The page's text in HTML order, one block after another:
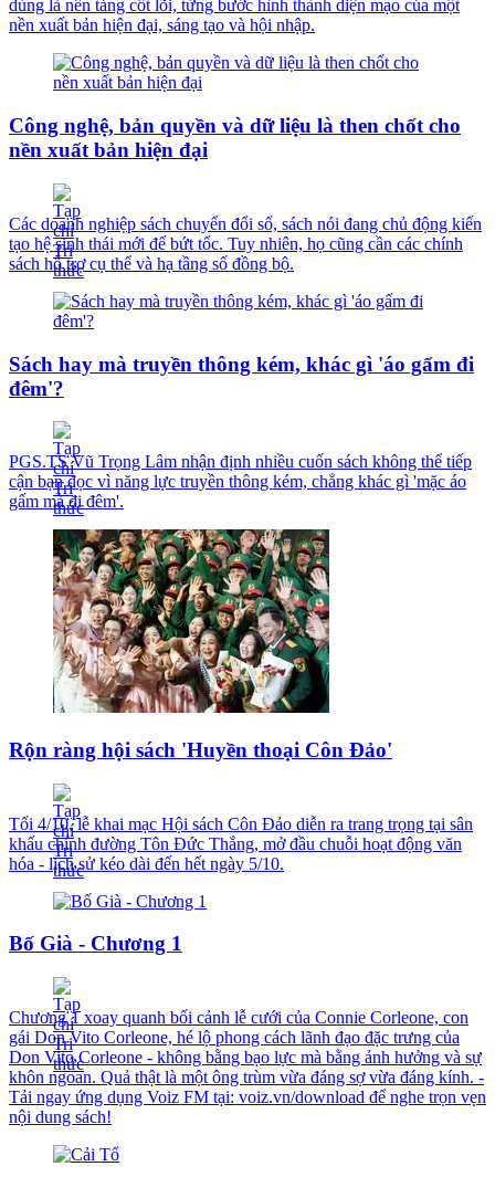
dùng là nền tảng cốt lõi, từng bước hình thành diện mạo của một
nền xuất bản hiện đại, sáng tạo và hội nhập.
Công nghệ, bản quyền và dữ liệu là then chốt cho
nền xuất bản hiện đại
Các doanh nghiệp sách chuyển đổi số, sách nói đang chủ động kiến
tạo hệ sinh thái mới để bứt tốc. Tuy nhiên, họ cũng cần các chính
sách hỗ trợ cụ thể và hạ tầng số đồng bộ.
Sách hay mà truyền thông kém, khác gì 'áo gấm đi
đêm'?
PGS.TS Vũ Trọng Lâm nhận định nhiều cuốn sách không thể tiếp
cận bạn đọc vì năng lực truyền thông kém, chẳng khác gì 'mặc áo
gấm mà đi đêm'.
Rộn ràng hội sách 'Huyền thoại Côn Đảo'
Tối 4/10, lễ khai mạc Hội sách Côn Đảo diễn ra trang trọng tại sân
khấu chính đường Tôn Đức Thắng, mở đầu chuỗi hoạt động văn
hóa - lịch sử kéo dài đến hết ngày 5/10.
Bố Già - Chương 1
Chương 1 xoay quanh bối cảnh lễ cưới của Connie Corleone, con
gái Don Vito Corleone, hé lộ phong cách lãnh đạo đặc trưng của
Don Vito Corleone - không bằng bạo lực mà bằng ảnh hưởng và sự
khôn ngoan. Quả thật là một ông trùm vừa đáng sợ vừa đáng kính. -
Tải ngay ứng dụng Voiz FM tại: voiz.vn/download để nghe trọn vẹn
nội dung sách!